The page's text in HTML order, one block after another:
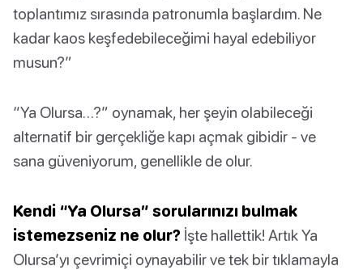
toplantımız sırasında patronumla başlardım. Ne
kadar kaos keşfedebileceğimi hayal edebiliyor
musun?”
“Ya Olursa…?” oynamak, her şeyin olabileceği
alternatif bir gerçekliğe kapı açmak gibidir - ve
sana güveniyorum, genellikle de olur.
Kendi “Ya Olursa” sorularınızı bulmak
istemezseniz ne olur? İşte hallettik! Artık Ya
Olursa’yı çevrimiçi oynayabilir ve tek bir tıklamayla